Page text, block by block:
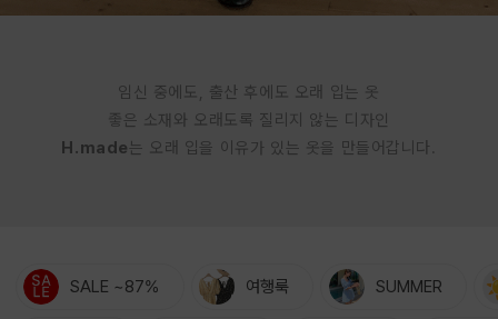
임신 중에도, 출산 후에도 오래 입는 옷
좋은 소재와 오래도록 질리지 않는 디자인
H.made는 오래 입을 이유가 있는 옷을 만들어갑니다.
SALE ~87% 여행룩 SUMMER